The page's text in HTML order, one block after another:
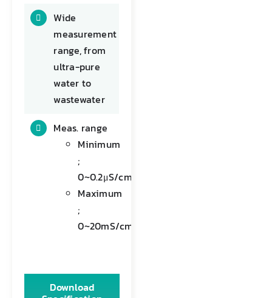
Wide
measurement
range, from
ultra-pure
water to
wastewater
Meas. range
Minimum
;
0~0.2μS/cm
Maximum
;
0~20mS/cm
Download